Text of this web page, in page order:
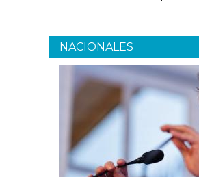
NACIONALES